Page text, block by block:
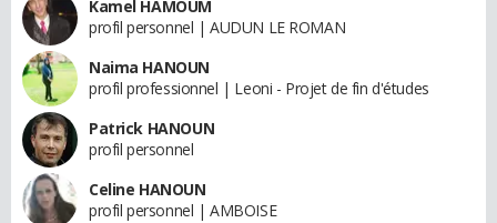
Kamel HAMOUM
profil personnel | AUDUN LE ROMAN
Naima HANOUN
profil professionnel | Leoni - Projet de fin d'études
Patrick HANOUN
profil personnel
Celine HANOUN
profil personnel | AMBOISE